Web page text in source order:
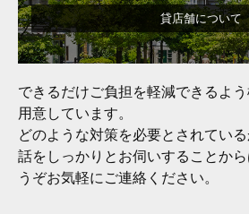
貸店舗について
できるだけご負担を軽減できるよ
用意しています。
どのような対策を必要とされてい
話をしっかりとお伺いすることか
うぞお気軽にご連絡ください。